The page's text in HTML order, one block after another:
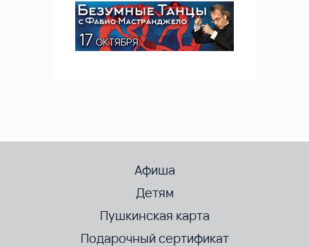
Афиша
Детям
Пушкинская карта
Подарочный сертификат